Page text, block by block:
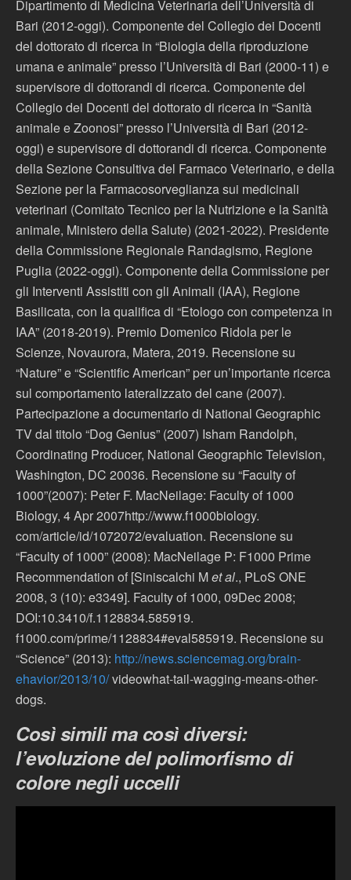
Dipartimento di Medicina Veterinaria dell’Università di
Bari (2012-oggi). Componente del Collegio dei Docenti
del dottorato di ricerca in “Biologia della riproduzione
umana e animale” presso l’Università di Bari (2000-11) e
supervisore di dottorandi di ricerca. Componente del
Collegio dei Docenti del dottorato di ricerca in “Sanità
animale e Zoonosi” presso l’Università di Bari (2012-
oggi) e supervisore di dottorandi di ricerca. Componente
della Sezione Consultiva del Farmaco Veterinario, e della
Sezione per la Farmacosorveglianza sui medicinali
veterinari (Comitato Tecnico per la Nutrizione e la Sanità
animale, Ministero della Salute) (2021-2022). Presidente
della Commissione Regionale Randagismo, Regione
Puglia (2022-oggi). Componente della Commissione per
gli Interventi Assistiti con gli Animali (IAA), Regione
Basilicata, con la qualifica di “Etologo con competenza in
IAA” (2018-2019). Premio Domenico Ridola per le
Scienze, Novaurora, Matera, 2019. Recensione su
“Nature” e “Scientific American” per un’importante ricerca
sul comportamento lateralizzato del cane (2007).
Partecipazione a documentario di National Geographic
TV dal titolo “Dog Genius” (2007) Isham Randolph,
Coordinating Producer, National Geographic Television,
Washington, DC 20036. Recensione su “Faculty of
1000”(2007): Peter F. MacNeilage: Faculty of 1000
Biology, 4 Apr 2007http://www.f1000biology.
com/article/id/1072072/evaluation. Recensione su
“Faculty of 1000” (2008): MacNeilage P: F1000 Prime
Recommendation of [Siniscalchi Met al., PLoS ONE
2008, 3 (10): e3349]. Faculty of 1000, 09Dec 2008;
DOI:10.3410/f.1128834.585919.
f1000.com/prime/1128834#eval585919. Recensione su
“Science” (2013): http://news.sciencemag.org/brain-
ehavior/2013/10/videowhat-tail-wagging-means-other-
dogs.
Così simili ma così diversi:
l’evoluzione del polimorfismo di
colore negli uccelli